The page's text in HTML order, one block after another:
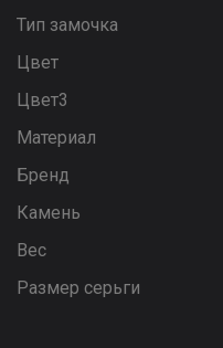
Тип замочка
Цвет
Цвет3
Материал
Бренд
Камень
Вес
Размер серьги